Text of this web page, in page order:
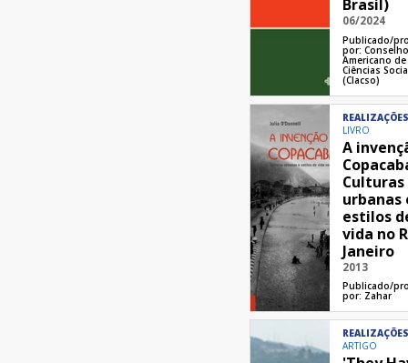
Brasil)
06/2024
Publicado/
por:
Americano de
Ciências
(Clacso)
REALIZAÇÕES
LIVRO
A
Culturas
urbanas
estilos
vida no
Janeiro
2013
Publicado/
por: Zahar
REALIZAÇÕES
ARTIGO